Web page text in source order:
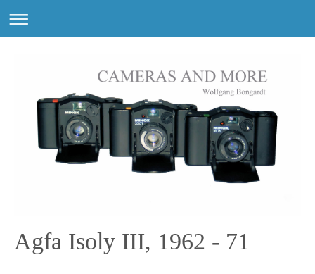
Agfa Isoly III, 1962 - 71